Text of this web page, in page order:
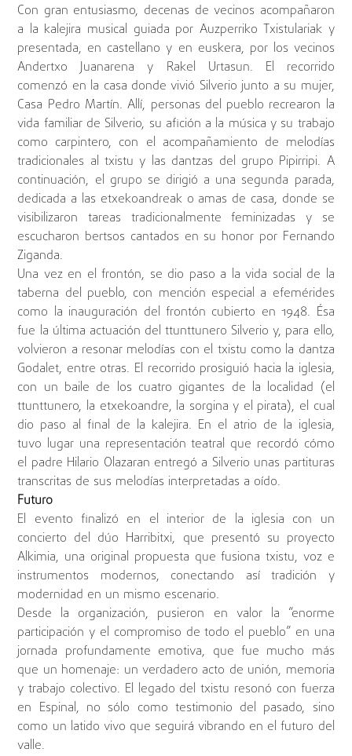
Con gran entusiasmo, decenas de vecinos acompañaron
a la kalejira musical guiada por Auzperriko Txistulariak y
presentada, en castellano y en euskera, por los vecinos
Andertxo Juanarena y Rakel Urtasun. El recorrido
comenzó en la casa donde vivió Silverio junto a su mujer,
Casa Pedro Martín. Allí, personas del pueblo recrearon la
vida familiar de Silverio, su afición a la música y su trabajo
como carpintero, con el acompañamiento de melodías
tradicionales al txistu y las dantzas del grupo Pipirripi. A
continuación, el grupo se dirigió a una segunda parada,
dedicada a las etxekoandreak o amas de casa, donde se
visibilizaron tareas tradicionalmente feminizadas y se
escucharon bertsos cantados en su honor por Fernando
Ziganda.
Una vez en el frontón, se dio paso a la vida social de la
taberna del pueblo, con mención especial a efemérides
como la inauguración del frontón cubierto en 1948. Ésa
fue la última actuación del ttunttunero Silverio y, para ello,
volvieron a resonar melodías con el txistu como la dantza
Godalet, entre otras. El recorrido prosiguió hacia la iglesia,
con un baile de los cuatro gigantes de la localidad (el
ttunttunero, la etxekoandre, la sorgina y el pirata), el cual
dio paso al final de la kalejira. En el atrio de la iglesia,
tuvo lugar una representación teatral que recordó cómo
el padre Hilario Olazaran entregó a Silverio unas partituras
transcritas de sus melodías interpretadas a oído.
Futuro
El evento finalizó en el interior de la iglesia con un
concierto del dúo Harribitxi, que presentó su proyecto
Alkimia, una original propuesta que fusiona txistu, voz e
instrumentos modernos, conectando así tradición y
modernidad en un mismo escenario.
Desde la organización, pusieron en valor la “enorme
participación y el compromiso de todo el pueblo” en una
jornada profundamente emotiva, que fue mucho más
que un homenaje: un verdadero acto de unión, memoria
y trabajo colectivo. El legado del txistu resonó con fuerza
en Espinal, no sólo como testimonio del pasado, sino
como un latido vivo que seguirá vibrando en el futuro del
valle.